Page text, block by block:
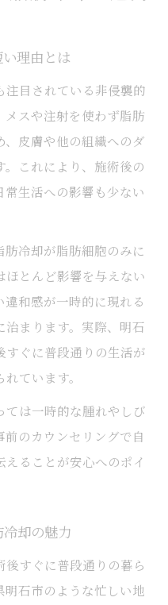
理由とは
注目されている非侵襲的
スや注射を使わず脂肪
皮膚や他の組織へのダ
これにより、施術後の
生活への影響も少ない
冷却が脂肪細胞のみに
とんど影響を与えない
和感が一時的に現れる
まります。実際、明石
すぐに普段通りの生活が
ています。
ては一時的な腫れやしび
のカウンセリングで自
ることが安心へのポイ
冷却の魅力
すぐに普段通りの暮ら
明石市のような忙しい地